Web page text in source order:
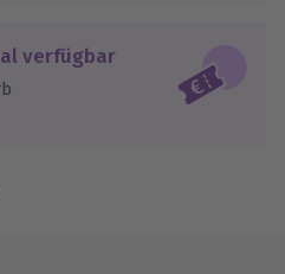
Erlebnisse einlösbar.
verfügbar